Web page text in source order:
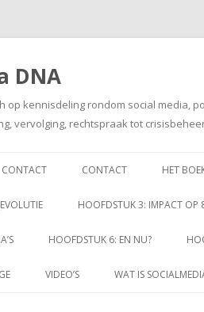
DNA
op kennisdeling rondom social
vervolging, rechtspraak tot
CONTACT CONTACT HET
HOOFDSTUK 3: IMPACT OP
HOOFDSTUK 6: EN NU?
VIDEO’S WAT IS